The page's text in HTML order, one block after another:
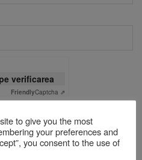
verificarea
FriendlyCaptcha ⇗
a reduce spamul.Află cum
tale
to give you the most
your preferences and
you consent to the use of